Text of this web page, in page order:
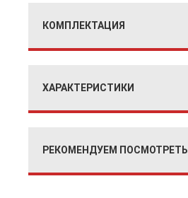
КОМПЛЕКТАЦИЯ
ХАРАКТЕРИСТИКИ
РЕКОМЕНДУЕМ ПОСМОТРЕТЬ